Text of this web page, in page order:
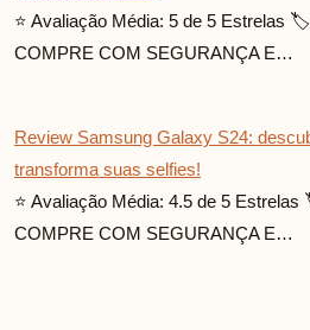
⭐ Avaliação Média: 5 de 5 Estrelas
COMPRE COM SEGURANÇA E…
Review Samsung Galaxy S24:
transforma suas selfies!
⭐ Avaliação Média: 4.5 de 5
COMPRE COM SEGURANÇA E…